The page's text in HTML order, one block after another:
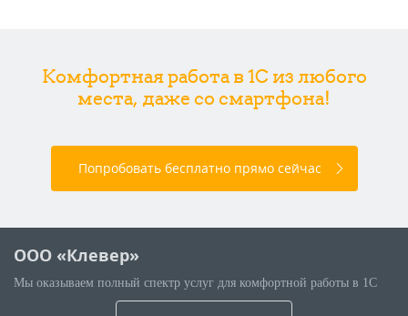
Комфортная работа в 1С из любого
места, даже со смартфона!
Попробовать бесплатно прямо сейчас
ООО «Клевер»
Мы оказываем полный спектр услуг для комфортной работы в 1С